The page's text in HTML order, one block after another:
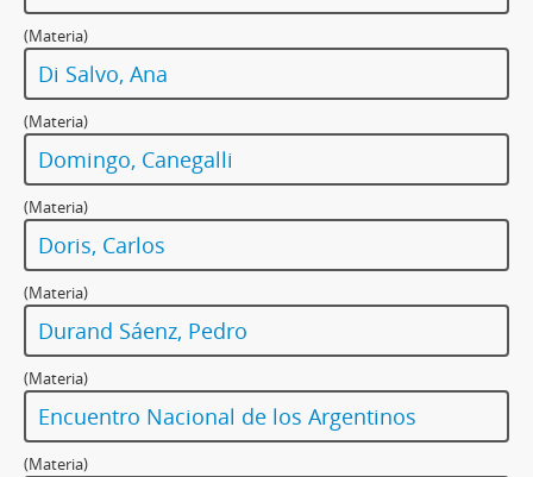
(Materia)
Di Salvo, Ana
(Materia)
Domingo, Canegalli
(Materia)
Doris, Carlos
(Materia)
Durand Sáenz, Pedro
(Materia)
Encuentro Nacional de los Argentinos
(Materia)